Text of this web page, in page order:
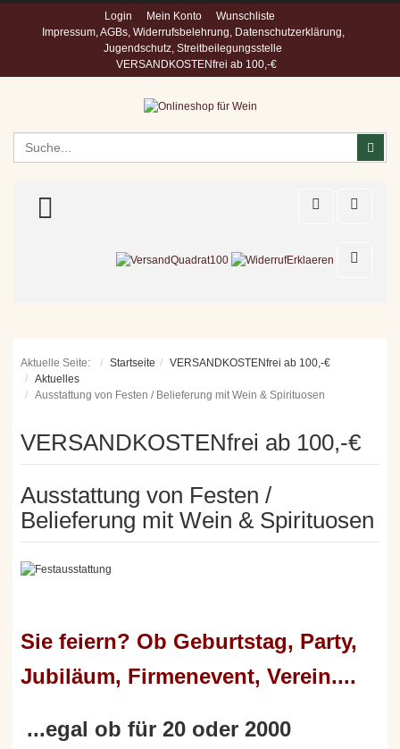
Login Mein Konto
Wunschliste
Impressum, AGBs, Widerrufsbelehrung, Datenschutzerklärung,
Jugendschutz, Streitbeilegungsstelle
VERSANDKOSTENfrei ab 100,-€
TOGGLE MENU
Aktuelle Seite: Startseite
VERSANDKOSTENfrei ab 100,-€
Aktuelles
Ausstattung von Festen / Belieferung mit Wein & Spirituosen
VERSANDKOSTENfrei ab 100,-€
Ausstattung von Festen /
Belieferung mit Wein & Spirituosen
Sie feiern? Ob Geburtstag, Party,
Jubiläum, Firmenevent, Verein....
...egal ob für 20 oder 2000